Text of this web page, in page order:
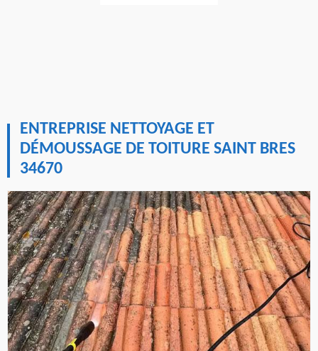
ENTREPRISE NETTOYAGE ET
DÉMOUSSAGE DE TOITURE SAINT BRES
34670